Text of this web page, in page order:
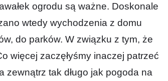
ogrodu są ważne. Doskonale
wtedy wychodzenia z domu
do parków. W związku z tym, że
więcej zaczęłyśmy inaczej patrzeć
zewnątrz tak długo jak pogoda na